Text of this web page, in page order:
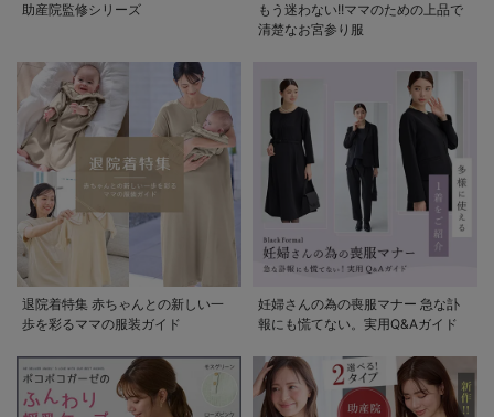
助産院監修シリーズ
もう迷わない!!ママのための上品で
清楚なお宮参り服
退院着特集 赤ちゃんとの新しい一
歩を彩るママの服装ガイド
妊婦さんの為の喪服マナー 急な訃
報にも慌てない。実用Q&Aガイド